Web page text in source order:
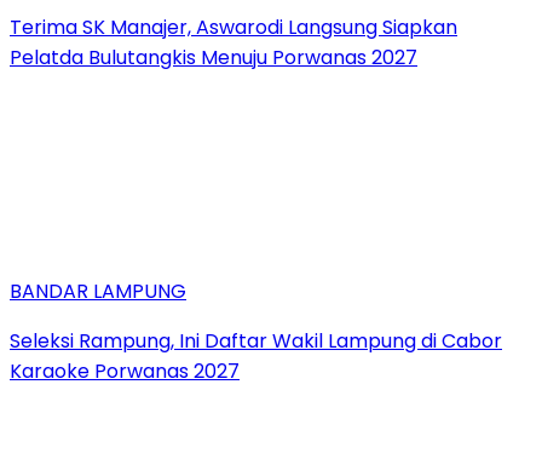
Terima SK Manajer, Aswarodi Langsung Siapkan
Pelatda Bulutangkis Menuju Porwanas 2027
BANDAR LAMPUNG
Seleksi Rampung, Ini Daftar Wakil Lampung di Cabor
Karaoke Porwanas 2027